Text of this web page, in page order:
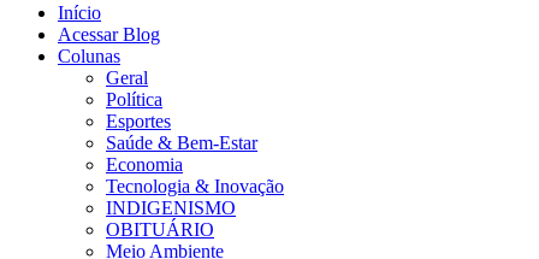
Início
Acessar Blog
Colunas
Geral
Política
Esportes
Saúde & Bem-Estar
Economia
Tecnologia & Inovação
INDIGENISMO
OBITUÁRIO
Meio Ambiente